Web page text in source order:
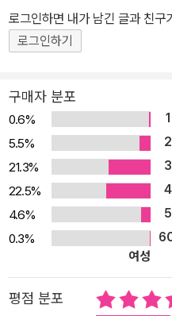
람들은 똑같은 책을 읽고도 '나와
선을 통해 저자의 통찰력을 엿볼 수 있다. 책 전문가들이
높은 서평의 세계 소설가 장정일,
란여우의 깊이 있고 폭넓은 글의
즌의 추천과 공감을 불러모으는
는 동안 독자의 사유의 폭은 파
넓어지고 깊어진다. 최고의 파워블로거가 전하는 책 읽기의 노하우
어떤 책을 읽어야 하나?, 어떻게
로 만들어야 하나? 막연한 질문
깐한 책 읽기의 정수는 그간 책
해소해준다. 저자가 의도한 메
까지 알려주는 파란여우는 평범
특별한 독서기를 지향한다.
로그인하면 내가 남긴 글과 친구
로그인하기
구매자 분포
0.6%
5.5%
21.3%
22.5%
4.6%
0.3%
여성
평점 분포